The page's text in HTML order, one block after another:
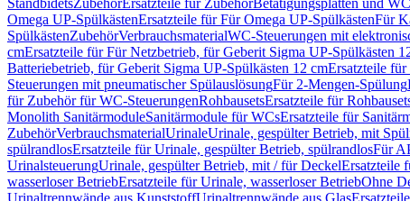
StandbidetsZubehörErsatzteile für ZubehörBetätigungsplatten und
Omega UP-SpülkästenErsatzteile für Für Omega UP-SpülkästenFür
SpülkästenZubehörVerbrauchsmaterialWC-Steuerungen mit
cmErsatzteile für Für Netzbetrieb, für Geberit Sigma UP-Spülkästen
Batteriebetrieb, für Geberit Sigma UP-Spülkästen 12 cmErsatzteile
Steuerungen mit pneumatischer SpülauslösungFür 2-Mengen-Spülung
für Zubehör für WC-SteuerungenRohbausetsErsatzteile für
Monolith SanitärmoduleSanitärmodule für WCsErsatzteile für
ZubehörVerbrauchsmaterialUrinaleUrinale, gespülter Betrieb, mit
spülrandlosErsatzteile für Urinale, gespülter Betrieb, spülrandlosFür
UrinalsteuerungUrinale, gespülter Betrieb, mit / für DeckelErsatzteile
wasserloser BetriebErsatzteile für Urinale, wasserloser BetriebOhne
Urinaltrennwände aus KunststoffUrinaltrennwände aus Glas